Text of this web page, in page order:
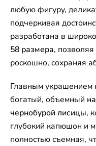
любую фигуру,
подчеркивая
разработана в
58 размера,
роскошно, сохраняя
Главным украшением
богатый, объемный
чернобурой лисицы,
глубокий капюшон и
полностью съемная,